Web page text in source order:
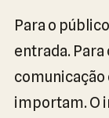
Para o
entrada.
comunicação
importam. O